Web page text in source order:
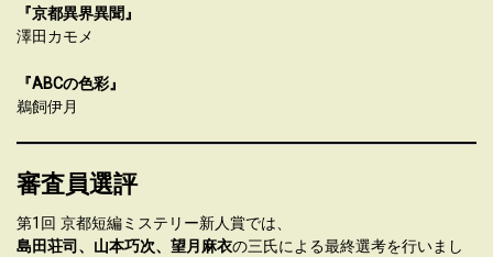
『京都異界異聞』
澤田カモメ
『ABCの色彩』
鵜飼伊月
審査員選評
第1回 京都短編ミステリー新人賞では、
島田荘司、山本巧次、望月麻衣の三氏による最終選考を行いまし